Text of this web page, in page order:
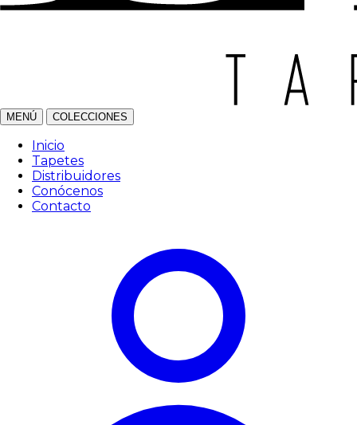
MENÚ COLECCIONES
Inicio
Tapetes
Distribuidores
Conócenos
Contacto